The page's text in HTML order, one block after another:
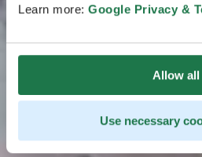
Learn more: Google Privacy &
Allow all
Use necessary